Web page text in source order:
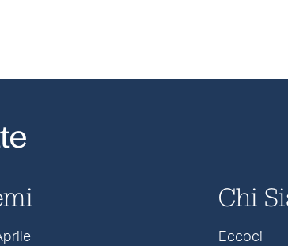
Chi
Eccoci